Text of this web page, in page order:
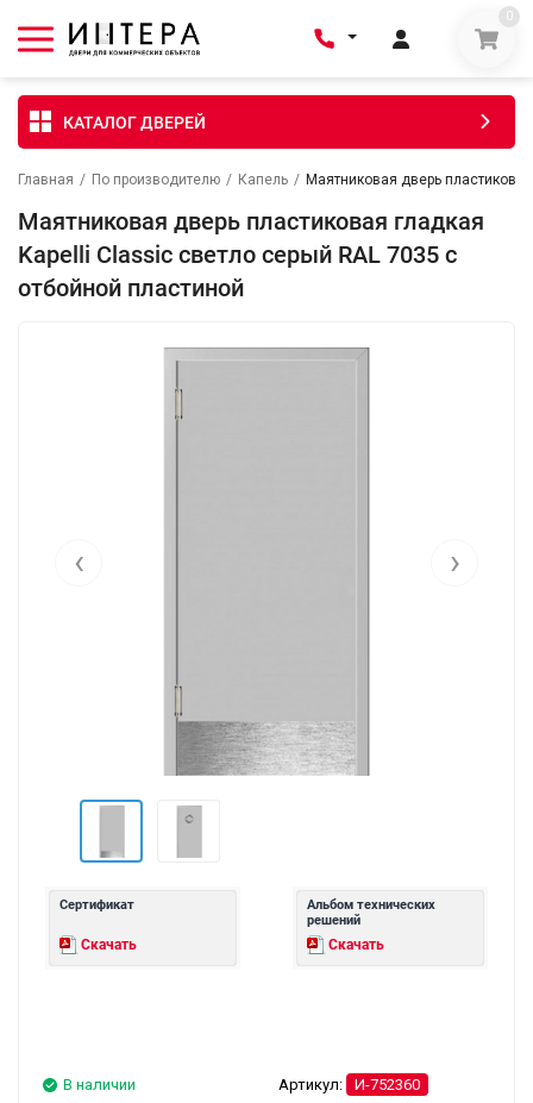
0
КАТАЛОГ ДВЕРЕЙ
Главная / По производителю / Капель / Маятниковая дверь
Маятниковая дверь пластиковая гладкая
Kapelli Classic светло серый RAL 7035 с
отбойной пластиной
‹ ›
Сертификат
Скачать
Альбом технических
решений
Скачать
Артикул: И-752360
В наличии